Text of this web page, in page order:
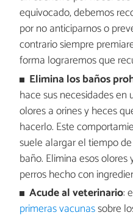
equivocado, debemos
por no anticiparnos o
contrario siempre
forma lograremos que
Elimina los baños
hace sus necesidades
olores a orines y heces
hacerlo. Este
suele alargar el tiempo
baño. Elimina esos
perros hecho con
Acude al veterinario:
primeras vacunassobre